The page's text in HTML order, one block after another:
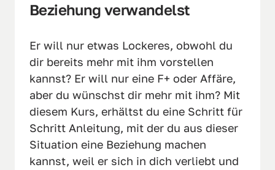
Beziehung verwandelst
Er will nur etwas Lockeres, obwohl du
dir bereits mehr mit ihm vorstellen
kannst? Er will nur eine F+ oder Affäre,
aber du wünschst dir mehr mit ihm? Mit
diesem Kurs, erhältst du eine Schritt für
Schritt Anleitung, mit der du aus dieser
Situation eine Beziehung machen
kannst, weil er sich in dich verliebt und